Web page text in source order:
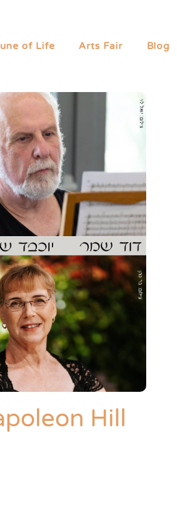
of Life Arts Fair Blog
Hill